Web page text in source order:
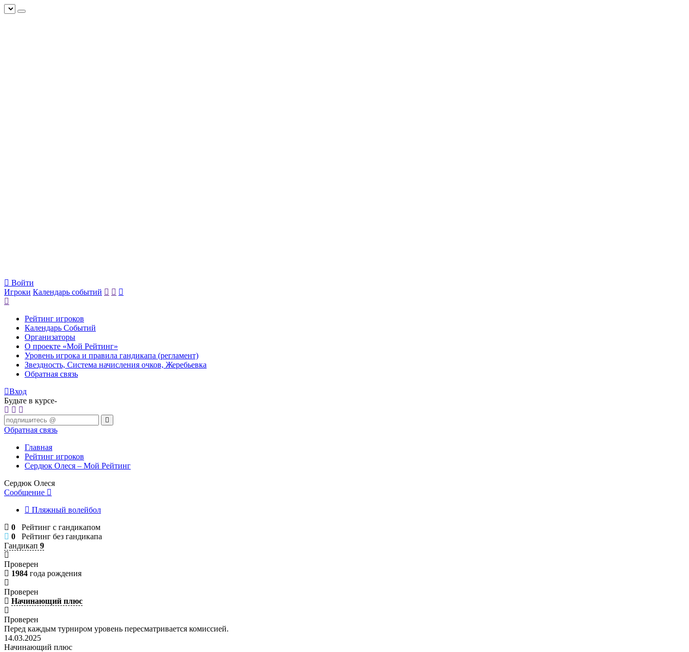
Войти
Игроки Календарь событий
Рейтинг игроков
Календарь Событий
Организаторы
О проекте «Мой Рейтинг»
Уровень игрока и правила гандикапа (регламент)
Звездность, Система начисления очков, Жеребьевка
Обратная связь
Вход
Будьте в курсе-
Обратная связь
Главная
Рейтинг игроков
Сердюк Олеся – Мой Рейтинг
Сердюк Олеся
Сообщение
Пляжный волейбол
0 Рейтинг с гандикапом
0 Рейтинг без гандикапа
Гандикап 9
Проверен
1984 года рождения
Проверен
Начинающий плюс
Проверен
Перед каждым турниром уровень пересматривается комиссией.
14.03.2025
Начинающий плюс